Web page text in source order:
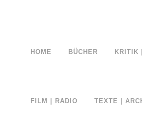
HOME BÜCHER KRITIK
FILM | RADIO TEXTE |
No posts were found.